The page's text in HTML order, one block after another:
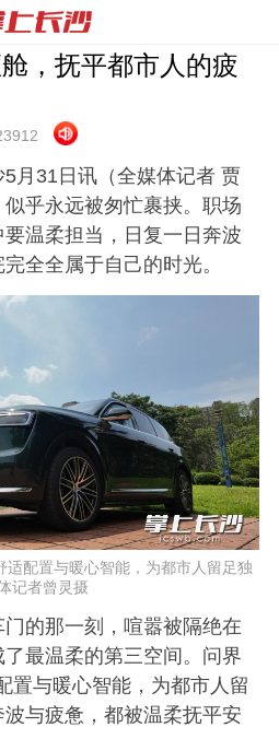
，抚平都市人的疲
月31日讯（全媒体记者 贾
乎永远被匆忙裹挟。职场
温柔担当，日复一日奔波
全全属于自己的时光。
适配置与暖心智能，为都市人留足独
记者曾灵摄
的那一刻，喧嚣被隔绝在
最温柔的第三空间。问界
置与暖心智能，为都市人留
与疲惫，都被温柔抚平安